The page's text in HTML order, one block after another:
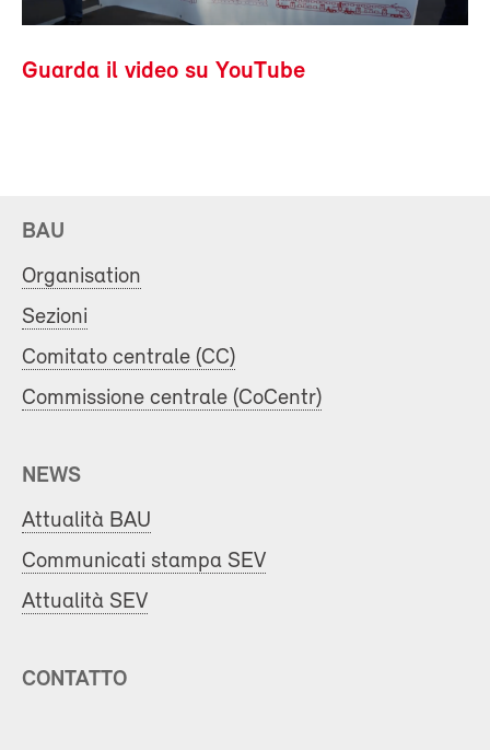
Guarda il video su YouTube
BAU
Organisation
Sezioni
Comitato centrale (CC)
Commissione centrale (CoCentr)
NEWS
Attualità BAU
Communicati stampa SEV
Attualità SEV
CONTATTO